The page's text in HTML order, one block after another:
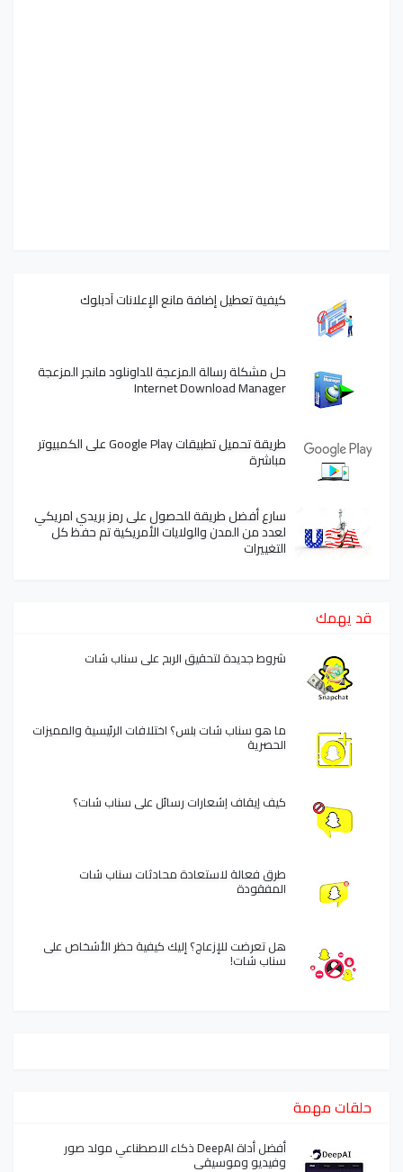
كيفية تعطيل إضافة مانع الإعلانات آدبلوك
حل مشكلة رسالة المزعجة للداونلود مانجر المزعجة
Internet Download Manager
طريقة تحميل تطبيقات Google Play على الكمبيوتر
مباشرة
سارع أفضل طريقة للحصول على رمز بريدي امريكي
لعدد من المدن والولايات الأمريكية تم حفظ كل
التغييرات
قد يهمك
شروط جديدة لتحقيق الربح على سناب شات
ما هو سناب شات بلس؟ اختلافات الرئيسية والمميزات
الحصرية
كيف إيقاف إشعارات رسائل على سناب شات؟
طرق فعالة لاستعادة محادثات سناب شات
المفقودة
هل تعرضت للإزعاج؟ إليك كيفية حظر الأشخاص على
سناب شات!
حلقات مهمة
أفضل أداة DeepAI ذكاء الاصطناعي مولد صور
وفيديو وموسيقى